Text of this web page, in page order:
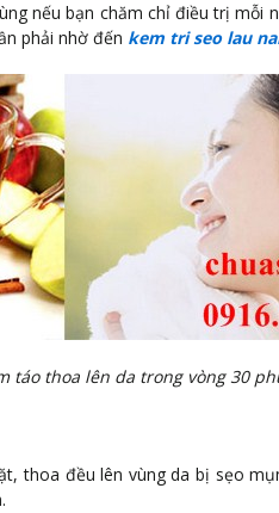
nếu bạn chăm chỉ điều trị mỗi
phải nhờ đến kem tri seo lau
táo thoa lên da trong vòng 30
thoa đều lên vùng da bị sẹo